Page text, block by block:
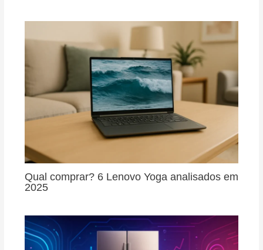
Qual comprar? 6 Lenovo Yoga analisados em
2025